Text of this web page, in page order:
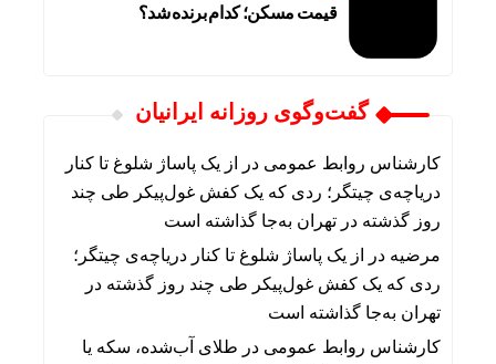
قیمت مسکن؛ کدام برنده شد؟
گفت‌وگوی روزانه ایرانیان
کارشناس روابط عمومی در
از یک پاساژ شلوغ تا کنار
دریاچه‌ی چیتگر؛ ردی که یک کفش غول‌پیکر طی چند
روز گذشته در تهران به‌جا گذاشته است
مرضیه در
از یک پاساژ شلوغ تا کنار دریاچه‌ی چیتگر؛
ردی که یک کفش غول‌پیکر طی چند روز گذشته در
تهران به‌جا گذاشته است
کارشناس روابط عمومی در طلای آب‌شده، سکه یا